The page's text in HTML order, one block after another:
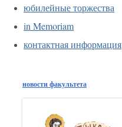
юбилейные торжества
in Memoriam
контактная информация
новости факультета